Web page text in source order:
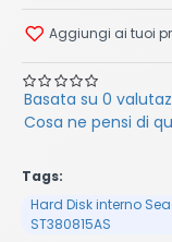
Basata su 0
Cosa ne pensi di
Aggiungi ai tuoi
Tags:
Hard Disk interno
ST380815AS